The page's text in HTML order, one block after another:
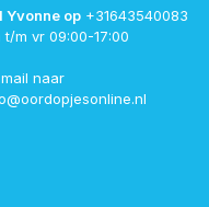
Yvonne op +31643540083
t/m vr 09:00-17:00
naar